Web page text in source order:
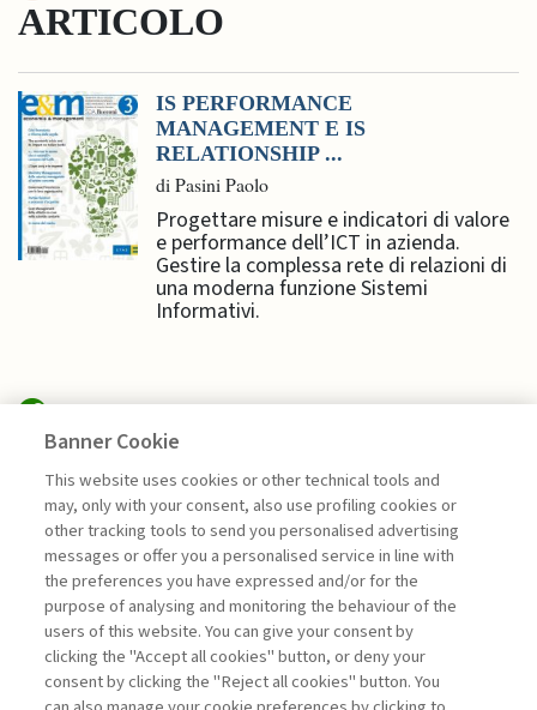
ARTICOLO
IS PERFORMANCE
MANAGEMENT E IS
RELATIONSHIP ...
di Pasini Paolo
Progettare misure e indicatori di valore
e performance dell’ICT in azienda.
Gestire la complessa rete di relazioni di
una moderna funzione Sistemi
Informativi.
MANAGEMENT TIPS
IL “SISTEMA NERVOSO” DELLA
CYBERSECURITY: ...
di Antonio Giannino
La consultazione dei libri è riservata esclusivamente
Banner Cookie
This website uses cookies or other technical tools and
may, only with your consent, also use profiling cookies or
other tracking tools to send you personalised advertising
messages or offer you a personalised service in line with
the preferences you have expressed and/or for the
purpose of analysing and monitoring the behaviour of the
users of this website. You can give your consent by
clicking the "Accept all cookies" button, or deny your
consent by clicking the "Reject all cookies" button. You